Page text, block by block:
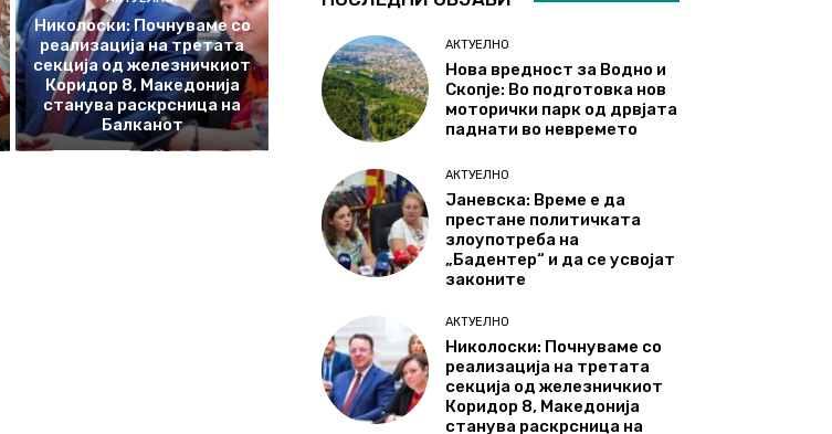
Николоски: Почнуваме со
реализација на третата
секција од железничкиот
Коридор 8, Македонија
станува раскрсница на
Балканот
АКТУЕЛНО
Нова вредност за Водно и
Скопје: Во подготовка нов
моторички парк од дрвјата
паднати во невремето
АКТУЕЛНО
Јаневска: Време е да
престане политичката
злоупотреба на
„Бадентер“ и да се усвојат
законите
АКТУЕЛНО
Николоски: Почнуваме со
реализација на третата
секција од железничкиот
Коридор 8, Македонија
станува раскрсница на